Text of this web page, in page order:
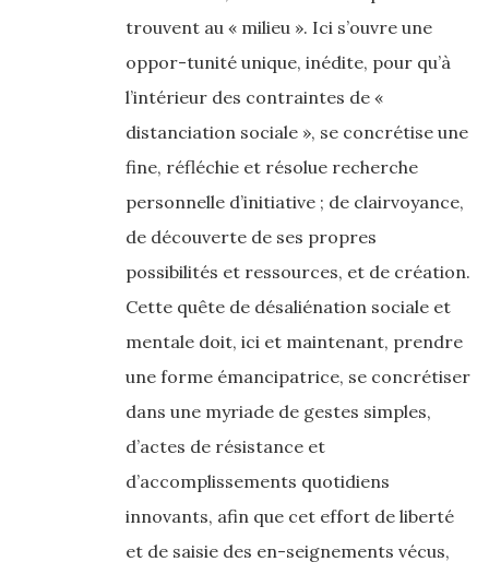
trouvent au « milieu ». Ici s’ouvre une
oppor-tunité unique, inédite, pour qu’à
l’intérieur des contraintes de «
distanciation sociale », se concrétise une
fine, réfléchie et résolue recherche
personnelle d’initiative ; de clairvoyance,
de découverte de ses propres
possibilités et ressources, et de création.
Cette quête de désaliénation sociale et
mentale doit, ici et maintenant, prendre
une forme émancipatrice, se concrétiser
dans une myriade de gestes simples,
d’actes de résistance et
d’accomplissements quotidiens
innovants, afin que cet effort de liberté
et de saisie des en-seignements vécus,